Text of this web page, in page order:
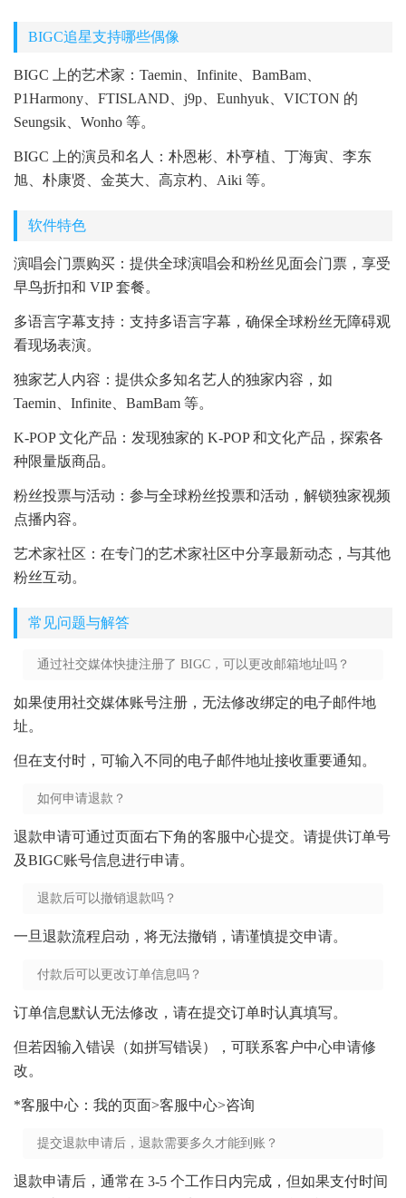
BIGC追星支持哪些偶像
BIGC 上的艺术家：Taemin、Infinite、BamBam、
P1Harmony、FTISLAND、j9p、Eunhyuk、VICTON 的
Seungsik、Wonho 等。
BIGC 上的演员和名人：朴恩彬、朴亨植、丁海寅、李东
旭、朴康贤、金英大、高京杓、Aiki 等。
软件特色
演唱会门票购买：提供全球演唱会和粉丝见面会门票，享受
早鸟折扣和 VIP 套餐。
多语言字幕支持：支持多语言字幕，确保全球粉丝无障碍观
看现场表演。
独家艺人内容：提供众多知名艺人的独家内容，如
Taemin、Infinite、BamBam 等。
K-POP 文化产品：发现独家的 K-POP 和文化产品，探索各
种限量版商品。
粉丝投票与活动：参与全球粉丝投票和活动，解锁独家视频
点播内容。
艺术家社区：在专门的艺术家社区中分享最新动态，与其他
粉丝互动。
常见问题与解答
通过社交媒体快捷注册了 BIGC，可以更改邮箱地址吗？
如果使用社交媒体账号注册，无法修改绑定的电子邮件地
址。
但在支付时，可输入不同的电子邮件地址接收重要通知。
如何申请退款？
退款申请可通过页面右下角的客服中心提交。请提供订单号
及BIGC账号信息进行申请。
退款后可以撤销退款吗？
一旦退款流程启动，将无法撤销，请谨慎提交申请。
付款后可以更改订单信息吗？
订单信息默认无法修改，请在提交订单时认真填写。
但若因输入错误（如拼写错误），可联系客户中心申请修
改。
*客服中心：我的页面>客服中心>咨询
提交退款申请后，退款需要多久才能到账？
退款申请后，通常在 3-5 个工作日内完成，但如果支付时间